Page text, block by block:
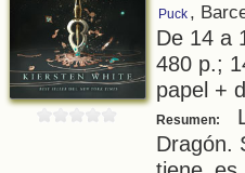
Puck ,
De 14 a
480 p.;
papel +
Resumen:
Dragón.